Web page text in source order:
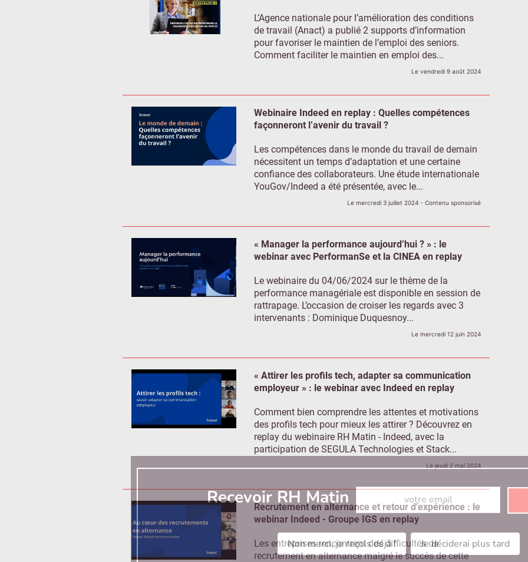
L’Agence nationale pour l’amélioration des conditions
de travail (Anact) a publié 2 supports d’information
pour favoriser le maintien de l’emploi des seniors.
Comment faciliter le maintien en emploi des...
Le vendredi 9 août 2024
Webinaire Indeed en replay : Quelles compétences
façonneront l’avenir du travail ?
Les compétences dans le monde du travail de demain
nécessitent un temps d’adaptation et une certaine
confiance des collaborateurs. Une étude internationale
YouGov/Indeed a été présentée, avec le...
Le mercredi 3 juillet 2024 - Contenu sponsorisé
« Manager la performance aujourd’hui ? » : le
webinar avec PerformanSe et la CINEA en replay
Le webinaire du 04/06/2024 sur le thème de la
performance managériale est disponible en session de
rattrapage. L’occasion de croiser les regards avec 3
intervenants : Dominique Duquesnoy...
Le mercredi 12 juin 2024
« Attirer les profils tech, adapter sa communication
employeur » : le webinar avec Indeed en replay
Comment bien comprendre les attentes et motivations
des profils tech pour mieux les attirer ? Découvrez en
replay du webinaire RH Matin - Indeed, avec la
participation de SEGULA Technologies et Stack...
Le jeudi 2 mai 2024
Recrutement en alternance et retour d’expérience : le
webinar Indeed - Groupe IGS en replay
Les entreprises rencontrent des difficultés de
recrutement en alternance malgré le succès de cette
Recevoir RH Matin Abonnez-vous à notre newsletter
Non merci, je reçois déjà ! Je déciderai plus tard